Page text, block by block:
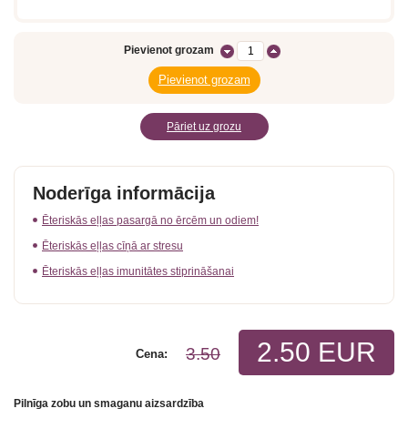
Pievienot grozam
Pāriet uz grozu
Noderīga informācija
Ēteriskās eļļas pasargā no ērcēm un odiem!
Ēteriskās eļļas cīņā ar stresu
Ēteriskās eļļas imunitātes stiprināšanai
2.50 EUR
3.50
Cena:
Pilnīga zobu un smaganu aizsardzība